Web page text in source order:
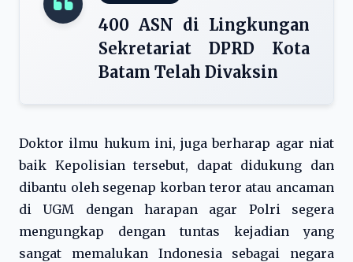
400 ASN di Lingkungan
Sekretariat DPRD Kota
Batam Telah Divaksin
Doktor ilmu hukum ini, juga berharap agar niat
baik Kepolisian tersebut, dapat didukung dan
dibantu oleh segenap korban teror atau ancaman
di UGM dengan harapan agar Polri segera
mengungkap dengan tuntas kejadian yang
sangat memalukan Indonesia sebagai negara